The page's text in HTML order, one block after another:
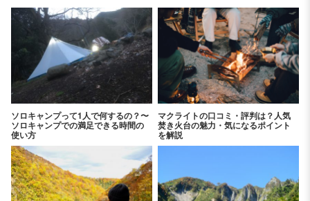
ソロキャンプって1人で何するの？〜
ソロキャンプでの満足できる時間の
使い方
マクライトの口コミ・評判は？人気
焚き火台の魅力・気になるポイント
を解説